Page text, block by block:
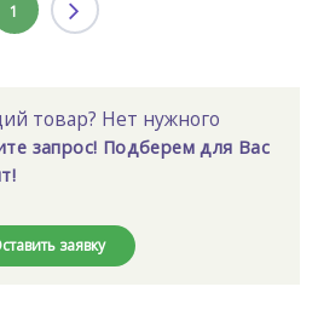
1
товар? Нет нужного
запрос! Подберем для Вас
заявку